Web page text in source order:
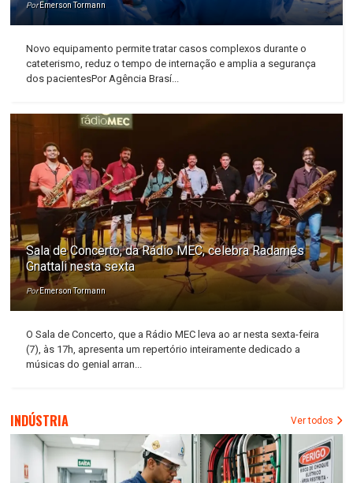
Por Emerson Tormann
Novo equipamento permite tratar casos complexos durante o
cateterismo, reduz o tempo de internação e amplia a segurança
dos pacientesPor Agência Brasí...
Sala de Concerto, da Rádio MEC, celebra Radamés
Gnattali nesta sexta
Por Emerson Tormann
O Sala de Concerto, que a Rádio MEC leva ao ar nesta sexta-feira
(7), às 17h, apresenta um repertório inteiramente dedicado a
músicas do genial arran...
INDÚSTRIA Ver todos